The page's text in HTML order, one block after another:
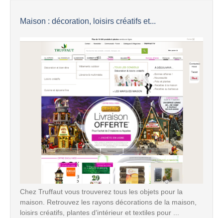
Maison : décoration, loisirs créatifs et...
Chez Truffaut vous trouverez tous les objets pour la
maison. Retrouvez les rayons décorations de la maison,
loisirs créatifs, plantes d'intérieur et textiles pour ...